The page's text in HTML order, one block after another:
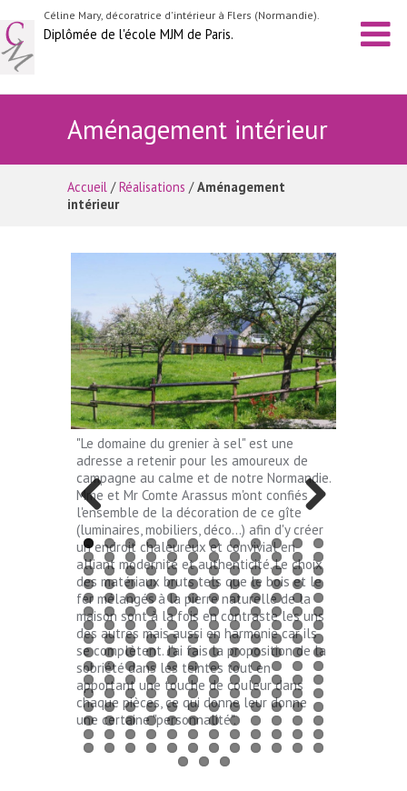
Céline Mary, décoratrice d'intérieur à Flers (Normandie).
Diplômée de l'école MJM de Paris.
ACCUEIL
RÉALISATIONS
TARIFS
CONTACT
TÉMOIGNAGES
Aménagement intérieur
Accueil /Réalisations /Aménagement
intérieur
"Le domaine du grenier à sel" est une
adresse a retenir pour les amoureux de
campagne au calme et de notre Normandie.
Mme et Mr Comte Arassus m'ont confiés
l'ensemble de la décoration de ce gîte
(luminaires, mobiliers, déco...) afin d'y créer
un endroit chaleureux et convivial en
alliant modernité et authenticité. Le choix
des matériaux bruts tels que le bois et le
fer mélangés à la pierre naturelle de la
maison sont à la fois en contraste les uns
des autres mais aussi en harmonie car ils
se complètent. J'ai fais la proposition de la
sobriété dans les teintes tout en
apportant une touche de couleur dans
chaque pièces, ce qui donne leur donne
une certaine "personnalité".
Previous Next